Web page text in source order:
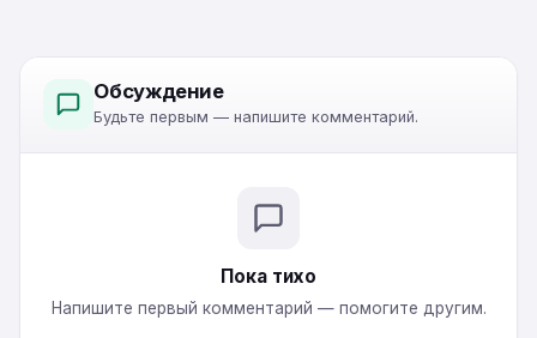
Обсуждение
Будьте первым — напишите комментарий.
Пока тихо
Напишите первый комментарий — помогите другим.